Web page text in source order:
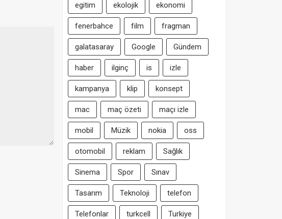
egitim ekolojik ekonomi
fenerbahce film fragman
galatasaray Google Gündem
haber ilginç is izle
kampanya klip konsept
mac maç özeti maçı izle
mobil Müzik nokia oss
otomobil reklam Sağlık
Sinema Spor Sınav
Tasarım Teknoloji telefon
Telefonlar turkcell Turkiye